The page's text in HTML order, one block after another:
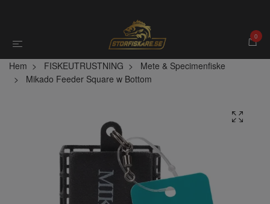
0
Hem FISKEUTRUSTNING
Mete & Specimenfiske
Mikado Feeder Square w Bottom